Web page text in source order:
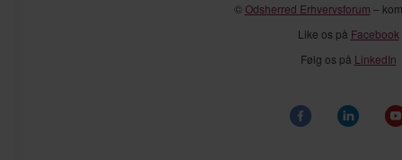
©Odsherred Erhvervsforum –
Like os på Facebook
Følg os på LinkedIn